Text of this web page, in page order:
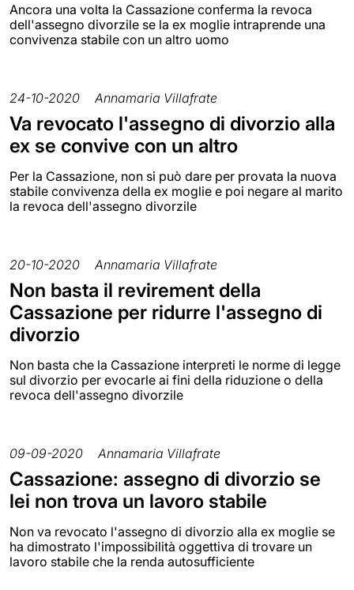
Ancora una volta la Cassazione conferma la revoca
dell'assegno divorzile se la ex moglie intraprende una
convivenza stabile con un altro uomo
24-10-2020 Annamaria Villafrate
Va revocato l'assegno di divorzio alla
ex se convive con un altro
Per la Cassazione, non si può dare per provata la nuova
stabile convivenza della ex moglie e poi negare al marito
la revoca dell'assegno divorzile
20-10-2020 Annamaria Villafrate
Non basta il revirement della
Cassazione per ridurre l'assegno di
divorzio
Non basta che la Cassazione interpreti le norme di legge
sul divorzio per evocarle ai fini della riduzione o della
revoca dell'assegno divorzile
09-09-2020 Annamaria Villafrate
Cassazione: assegno di divorzio se
lei non trova un lavoro stabile
Non va revocato l'assegno di divorzio alla ex moglie se
ha dimostrato l'impossibilità oggettiva di trovare un
lavoro stabile che la renda autosufficiente